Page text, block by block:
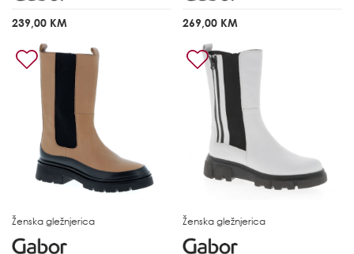
239,00 KM 269,00 KM
Ženska gležnjerica Ženska gležnjerica